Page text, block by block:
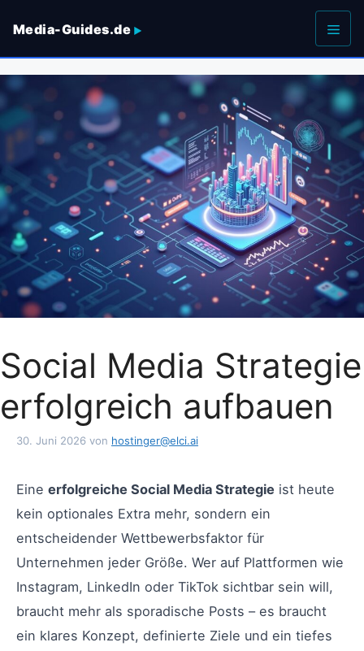
Inhalt
Media-Guides.de
Menü
Social Media Strategie
erfolgreich aufbauen
30. Juni 2026 von hostinger@elci.ai
Eine erfolgreiche Social Media Strategie ist heute
kein optionales Extra mehr, sondern ein
entscheidender Wettbewerbsfaktor für
Unternehmen jeder Größe. Wer auf Plattformen wie
Instagram, LinkedIn oder TikTok sichtbar sein will,
braucht mehr als sporadische Posts – es braucht
ein klares Konzept, definierte Ziele und ein tiefes